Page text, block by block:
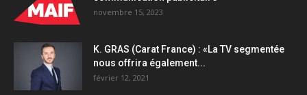
novembre 15, 2023
K. GRAS (Carat France) : «La TV segmentée
nous offrira également...
février 12, 2021